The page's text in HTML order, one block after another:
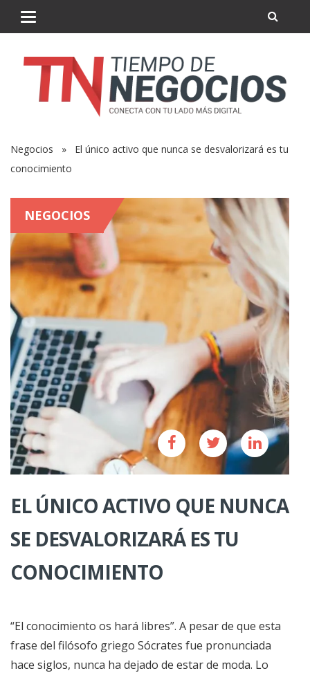
Negocios » El único activo que nunca se desvalorizará es tu
conocimiento
NEGOCIOS
EL ÚNICO ACTIVO QUE NUNCA
SE DESVALORIZARÁ ES TU
CONOCIMIENTO
“El conocimiento os hará libres”. A pesar de que esta
frase del filósofo griego Sócrates fue pronunciada
hace siglos, nunca ha dejado de estar de moda. Lo